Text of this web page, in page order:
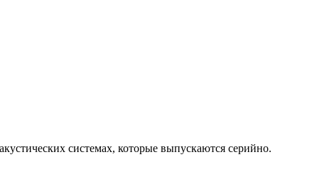
системах, которые выпускаются серийно.